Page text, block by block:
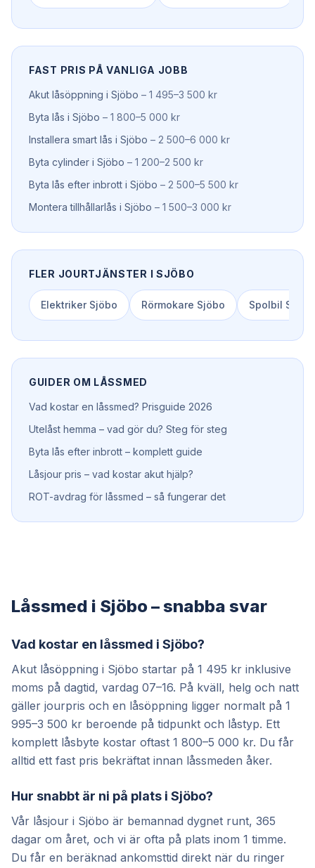
FAST PRIS PÅ VANLIGA JOBB
Akut låsöppning i Sjöbo – 1 495–3 500 kr
Byta lås i Sjöbo – 1 800–5 000 kr
Installera smart lås i Sjöbo – 2 500–6 000 kr
Byta cylinder i Sjöbo – 1 200–2 500 kr
Byta lås efter inbrott i Sjöbo – 2 500–5 500 kr
Montera tillhållarlås i Sjöbo – 1 500–3 000 kr
FLER JOURTJÄNSTER I SJÖBO
Elektriker Sjöbo Rörmokare Sjöbo Spolbil Sjöbo
GUIDER OM LÅSSMED
Vad kostar en låssmed? Prisguide 2026
Utelåst hemma – vad gör du? Steg för steg
Byta lås efter inbrott – komplett guide
Låsjour pris – vad kostar akut hjälp?
ROT-avdrag för låssmed – så fungerar det
Låssmed i Sjöbo – snabba svar
Vad kostar en låssmed i Sjöbo?
Akut låsöppning i Sjöbo startar på 1 495 kr inklusive
moms på dagtid, vardag 07–16. På kväll, helg och natt
gäller jourpris och en låsöppning ligger normalt på 1
995–3 500 kr beroende på tidpunkt och låstyp. Ett
komplett låsbyte kostar oftast 1 800–5 000 kr. Du får
alltid ett fast pris bekräftat innan låssmeden åker.
Hur snabbt är ni på plats i Sjöbo?
Vår låsjour i Sjöbo är bemannad dygnet runt, 365
dagar om året, och vi är ofta på plats inom 1 timme.
Du får en beräknad ankomsttid direkt när du ringer